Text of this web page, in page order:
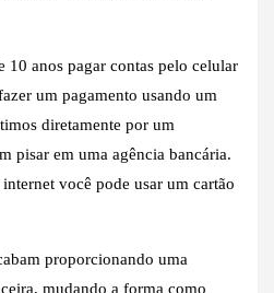
10 anos pagar contas pelo celular
um pagamento usando um
diretamente por um
pisar em uma agência bancária.
você pode usar um cartão
proporcionando uma
mudando a forma como